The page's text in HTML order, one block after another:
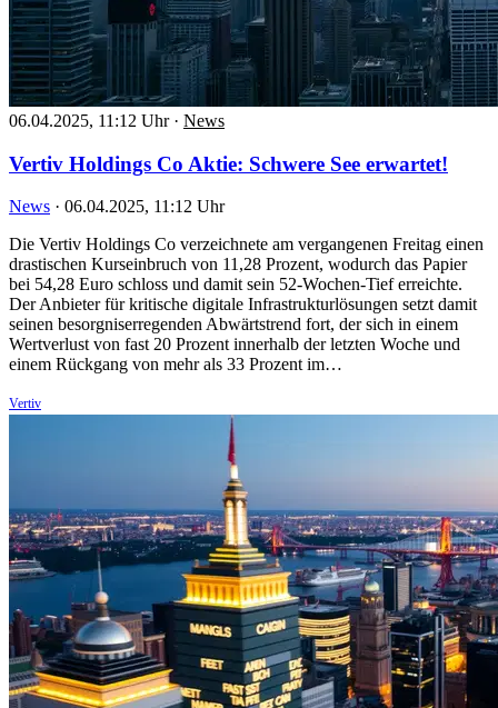
06.04.2025, 11:12 Uhr · News
Vertiv Holdings Co Aktie: Schwere See erwartet!
News · 06.04.2025, 11:12 Uhr
Die Vertiv Holdings Co verzeichnete am vergangenen Freitag einen
drastischen Kurseinbruch von 11,28 Prozent, wodurch das Papier
bei 54,28 Euro schloss und damit sein 52-Wochen-Tief erreichte.
Der Anbieter für kritische digitale Infrastrukturlösungen setzt damit
seinen besorgniserregenden Abwärtstrend fort, der sich in einem
Wertverlust von fast 20 Prozent innerhalb der letzten Woche und
einem Rückgang von mehr als 33 Prozent im…
Vertiv